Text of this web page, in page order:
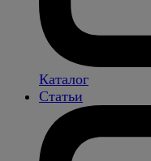
Каталог
Статьи